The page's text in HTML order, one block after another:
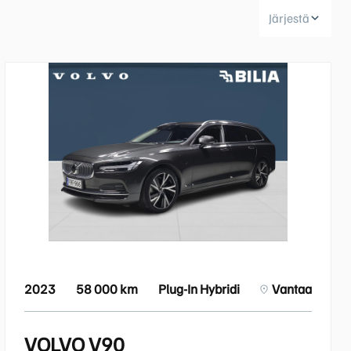
Koeajopalvelu
Bilian yksityisleasinglaskuri
Volvo Huoltosopimus
Vientiautopalvelut | Bilia
Järjestä
2023 58 000 km Plug-In Hybridi Vantaa
VOLVO V90